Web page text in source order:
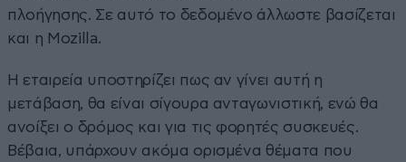
πλοήγησης. Σε αυτό το δεδομένο άλλωστε βασίζεται
και η Mozilla.
Η εταιρεία υποστηρίζει πως αν γίνει αυτή η
μετάβαση, θα είναι σίγουρα ανταγωνιστική, ενώ θα
ανοίξει ο δρόμος και για τις φορητές συσκευές.
Βέβαια, υπάρχουν ακόμα ορισμένα θέματα που